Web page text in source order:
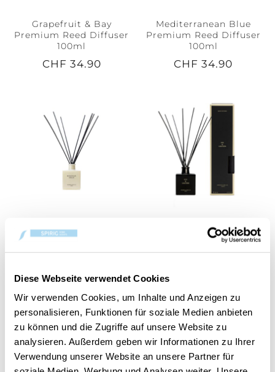
Diese Webseite verwendet Cookies
Wir verwenden Cookies, um Inhalte und Anzeigen zu
personalisieren, Funktionen für soziale Medien anbieten
zu können und die Zugriffe auf unsere Website zu
analysieren. Außerdem geben wir Informationen zu Ihrer
Verwendung unserer Website an unsere Partner für
Grapefruit & Bay
Premium Reed Diffuser
100ml
CHF 34.90
Mediterranean Blue
Premium Reed Diffuser
100ml
CHF 34.90
Moroccan Cedar
Premium Reed Diffuser
100ml
Oud & Leather Premium
Reed Diffuser 100ml